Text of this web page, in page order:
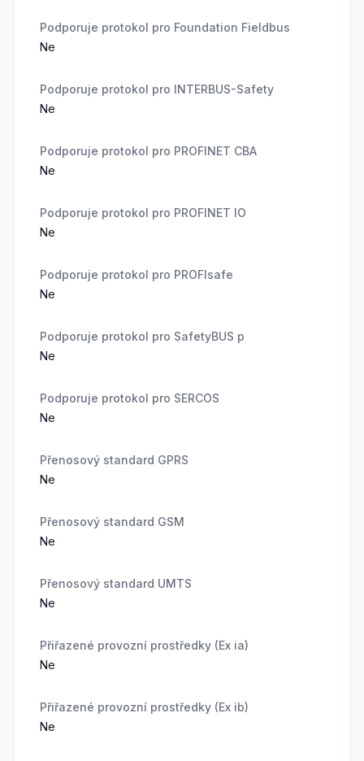
Podporuje protokol pro Foundation Fieldbus
Ne
Podporuje protokol pro INTERBUS-Safety
Ne
Podporuje protokol pro PROFINET CBA
Ne
Podporuje protokol pro PROFINET IO
Ne
Podporuje protokol pro PROFIsafe
Ne
Podporuje protokol pro SafetyBUS p
Ne
Podporuje protokol pro SERCOS
Ne
Přenosový standard GPRS
Ne
Přenosový standard GSM
Ne
Přenosový standard UMTS
Ne
Přiřazené provozní prostředky (Ex ia)
Ne
Přiřazené provozní prostředky (Ex ib)
Ne